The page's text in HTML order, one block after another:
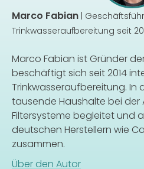
Marco Fabian |
Trinkwasseraufbereitung seit
Marco Fabian ist Gründer
beschäftigt sich seit 2014
Trinkwasseraufbereitung. In
tausende Haushalte bei der
Filtersysteme begleitet und
deutschen Herstellern wie
zusammen.
Über den Autor